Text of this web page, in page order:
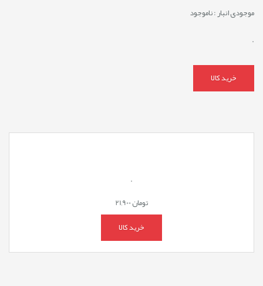
موجودی انبار :ناموجود
.
خرید کالا
.
تومان
خرید کالا